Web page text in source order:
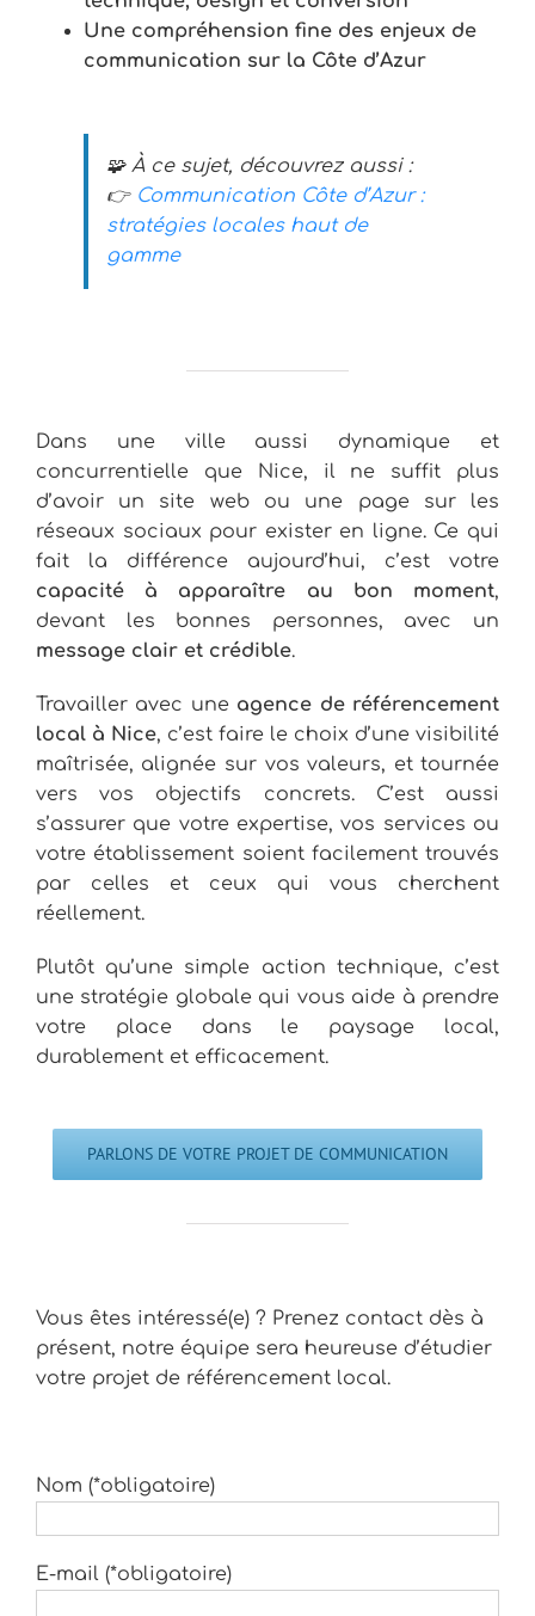
Une compréhension fine des enjeux de
communication sur la Côte d’Azur
🧩 À ce sujet, découvrez aussi :
👉 Communication Côte d’Azur :
stratégies locales haut de
gamme
Dans une ville aussi dynamique et
concurrentielle que Nice, il ne suffit plus
d’avoir un site web ou une page sur les
réseaux sociaux pour exister en ligne. Ce qui
fait la différence aujourd’hui, c’est votre
capacité à apparaître au bon moment,
devant les bonnes personnes, avec un
message clair et crédible.
Travailler avec une agence de référencement
local à Nice, c’est faire le choix d’une visibilité
maîtrisée, alignée sur vos valeurs, et tournée
vers vos objectifs concrets. C’est aussi
s’assurer que votre expertise, vos services ou
votre établissement soient facilement trouvés
par celles et ceux qui vous cherchent
réellement.
Plutôt qu’une simple action technique, c’est
une stratégie globale qui vous aide à prendre
votre place dans le paysage local,
durablement et efficacement.
PARLONS DE VOTRE PROJET DE COMMUNICATION
Vous êtes intéressé(e) ? Prenez contact dès à
présent, notre équipe sera heureuse d’étudier
votre projet de référencement local.
Nom (*obligatoire)
E-mail (*obligatoire)